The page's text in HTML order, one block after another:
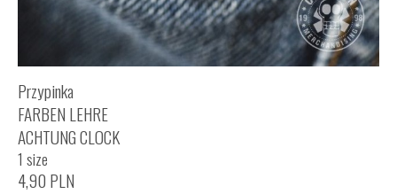
Przypinka
FARBEN LEHRE
ACHTUNG CLOCK
1 size
4,90 PLN